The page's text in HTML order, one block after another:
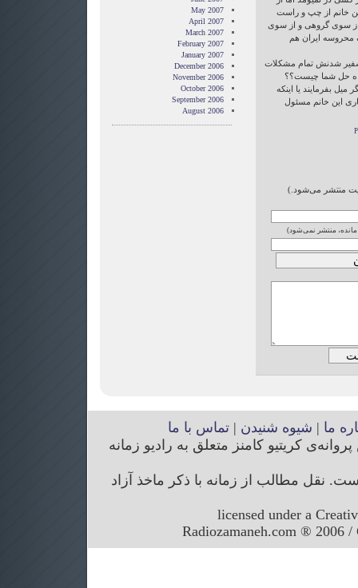
خانم از چپ و راست
سوی گروهی و از سوی
محروسه ایران هم
سفیر شدنش تمام مشکلات
راه حل شما چیست؟؟
بفرمایند یا اینکه
این خانم مسئول
منتشر می‌شود.)
مانده، منتشر نمی‌شود)
May 2007
April 2007
March 2007
February 2007
January 2007
December 2006
November 2006
October 2006
September 2006
August 2006
ما | شیوه شنیدن |تماس با ما
کریتیو کامنز متعلق به رادیو زمانه
نقل مطالب از زمانه با ذکر ماخذ آزاد
licensed under a